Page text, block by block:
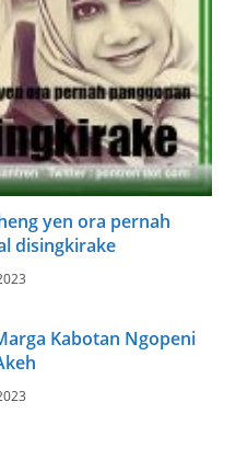
yen ora pernah
disingkirake
Kabotan Ngopeni